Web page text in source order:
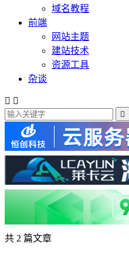
域名教程
前端
网站主题
建站技术
资源工具
杂谈
 

共 2 篇文章